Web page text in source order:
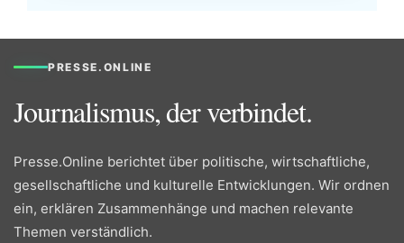
PRESSE.ONLINE
Journalismus, der verbindet.
Presse.Online berichtet über politische, wirtschaftliche,
gesellschaftliche und kulturelle Entwicklungen. Wir ordnen
ein, erklären Zusammenhänge und machen relevante
Themen verständlich.